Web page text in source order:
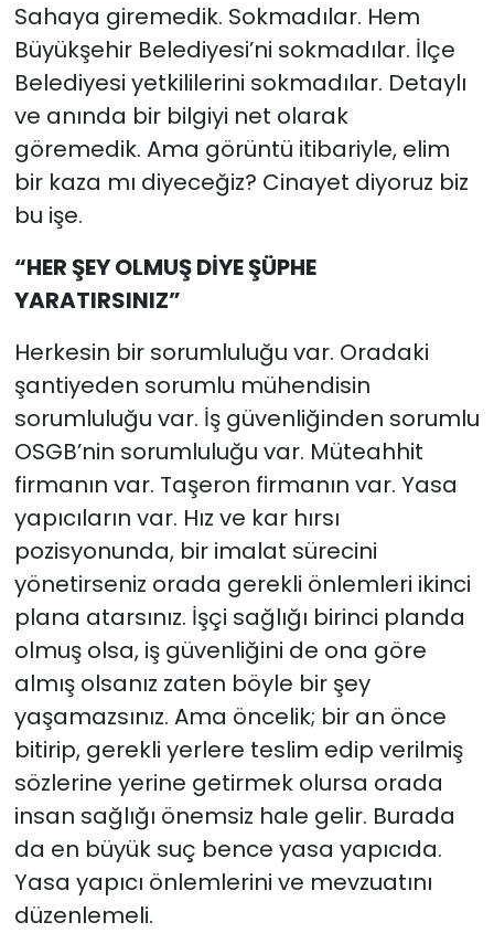
Sahaya giremedik. Sokmadılar. Hem
Büyükşehir Belediyesi’ni sokmadılar. İlçe
Belediyesi yetkililerini sokmadılar. Detaylı
ve anında bir bilgiyi net olarak
göremedik. Ama görüntü itibariyle, elim
bir kaza mı diyeceğiz? Cinayet diyoruz biz
bu işe.
“HER ŞEY OLMUŞ DİYE ŞÜPHE
YARATIRSINIZ”
Herkesin bir sorumluluğu var. Oradaki
şantiyeden sorumlu mühendisin
sorumluluğu var. İş güvenliğinden sorumlu
OSGB’nin sorumluluğu var. Müteahhit
firmanın var. Taşeron firmanın var. Yasa
yapıcıların var. Hız ve kar hırsı
pozisyonunda, bir imalat sürecini
yönetirseniz orada gerekli önlemleri ikinci
plana atarsınız. İşçi sağlığı birinci planda
olmuş olsa, iş güvenliğini de ona göre
almış olsanız zaten böyle bir şey
yaşamazsınız. Ama öncelik; bir an önce
bitirip, gerekli yerlere teslim edip verilmiş
sözlerine yerine getirmek olursa orada
insan sağlığı önemsiz hale gelir. Burada
da en büyük suç bence yasa yapıcıda.
Yasa yapıcı önlemlerini ve mevzuatını
düzenlemeli.